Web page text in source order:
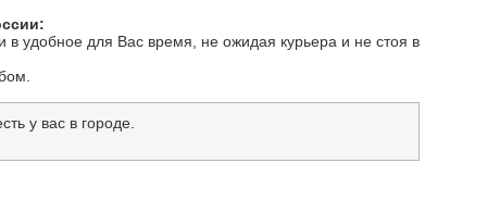
в удобное для Вас время, не ожидая курьера и не стоя в
у вас в городе.